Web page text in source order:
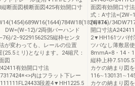
断面図横断面図425有効開口寸
2両側バーハンド
2−92291562525縦枠センタ
が変わっても、レールの位置
ミリ)となります。24縮尺：
図
有効開口寸法
内はフラット下レー
段差4▼HH1225.5
面図有効開口寸
式：A寸法
(W+16)/
開口寸法
2▼HH161ツバ付
ツバなし薄敷居
8mmA=8・14・
縦枠上枠
カケの納まり図
カケの納まり図